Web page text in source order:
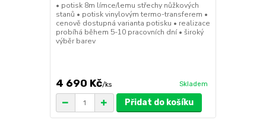
• potisk 8m límce/lemu střechy nůžkových
stanů • potisk vinylovým termo-transferem •
cenově dostupná varianta potisku • realizace
probíhá během 5-10 pracovních dní • široký
výběr barev
4 690 Kč/ks Skladem
Přidat do košíku